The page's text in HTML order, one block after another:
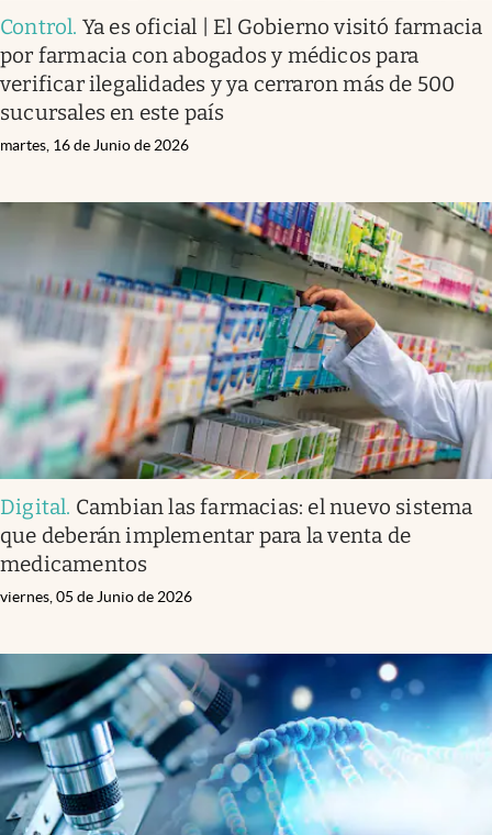
Control. Ya es oficial | El Gobierno visitó farmacia
por farmacia con abogados y médicos para
verificar ilegalidades y ya cerraron más de 500
sucursales en este país
martes, 16 de Junio de 2026
Digital. Cambian las farmacias: el nuevo sistema
que deberán implementar para la venta de
medicamentos
viernes, 05 de Junio de 2026